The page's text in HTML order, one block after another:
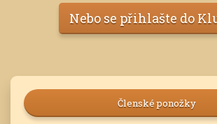
Nebo se přihlašte do
Členské ponožky